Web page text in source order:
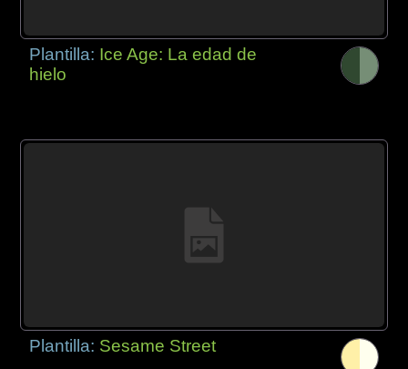
Plantilla: Ice Age: La edad de
hielo
Plantilla: Sesame Street